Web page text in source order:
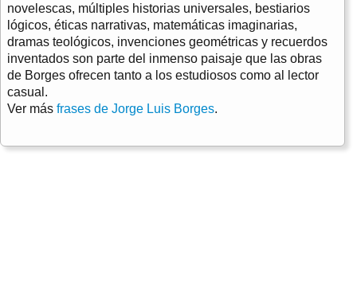
novelescas, múltiples historias universales, bestiarios
lógicos, éticas narrativas, matemáticas imaginarias,
dramas teológicos, invenciones geométricas y recuerdos
inventados son parte del inmenso paisaje que las obras
de Borges ofrecen tanto a los estudiosos como al lector
casual.
Ver más frases de Jorge Luis Borges.